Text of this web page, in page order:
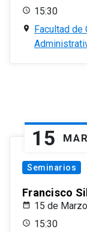
15:30
Facultad de
15 MAR
Seminarios
Francisco
15 de
15:30